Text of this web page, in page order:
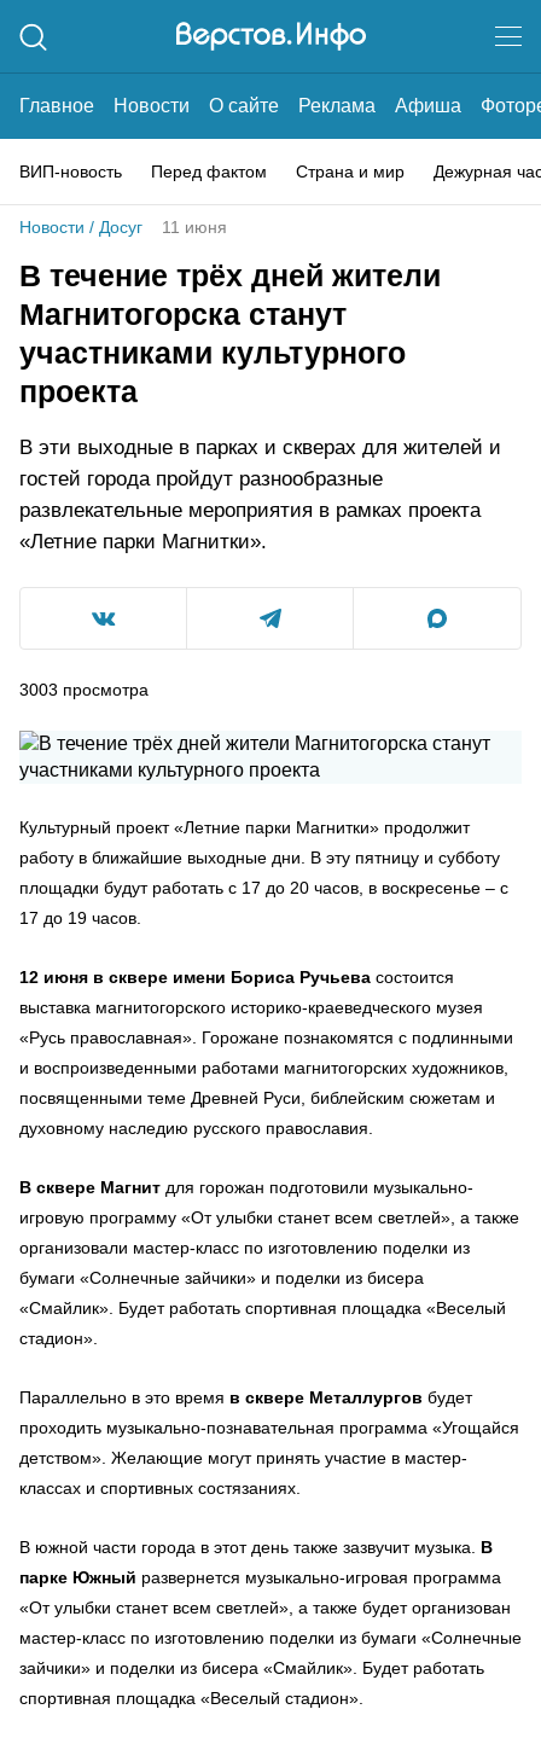
Главное Новости О сайте Реклама Афиша
ВИП-новость Перед фактом Страна и мир Дежурная
Новости / Досуг 11 июня
В течение трёх дней жители
Магнитогорска станут
участниками культурного
проекта
В эти выходные в парках и скверах для жителей и
гостей города пройдут разнообразные
развлекательные мероприятия в рамках проекта
«Летние парки Магнитки».
3003 просмотра
Культурный проект «Летние парки Магнитки» продолжит
работу в ближайшие выходные дни. В эту пятницу и субботу
площадки будут работать с 17 до 20 часов, в воскресенье – с
17 до 19 часов.
12 июня в сквере имени Бориса Ручьева состоится
выставка магнитогорского историко-краеведческого музея
«Русь православная». Горожане познакомятся с подлинными
и воспроизведенными работами магнитогорских художников,
посвященными теме Древней Руси, библейским сюжетам и
духовному наследию русского православия.
В сквере Магнит для горожан подготовили музыкально-
игровую программу «От улыбки станет всем светлей», а также
организовали мастер-класс по изготовлению поделки из
бумаги «Солнечные зайчики» и поделки из бисера
«Смайлик». Будет работать спортивная площадка «Веселый
стадион».
Параллельно в это время в сквере Металлургов будет
проходить музыкально-познавательная программа «Угощайся
детством». Желающие могут принять участие в мастер-
классах и спортивных состязаниях.
В южной части города в этот день также зазвучит музыка. В
парке Южный развернется музыкально-игровая программа
«От улыбки станет всем светлей», а также будет организован
мастер-класс по изготовлению поделки из бумаги «Солнечные
зайчики» и поделки из бисера «Смайлик». Будет работать
спортивная площадка «Веселый стадион».